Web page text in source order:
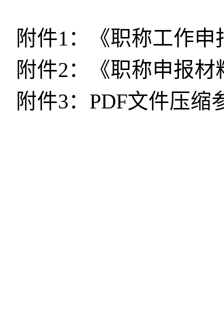
附件1 ：《职称工作
附件2：《职称申报
附件3： PDF文件压缩